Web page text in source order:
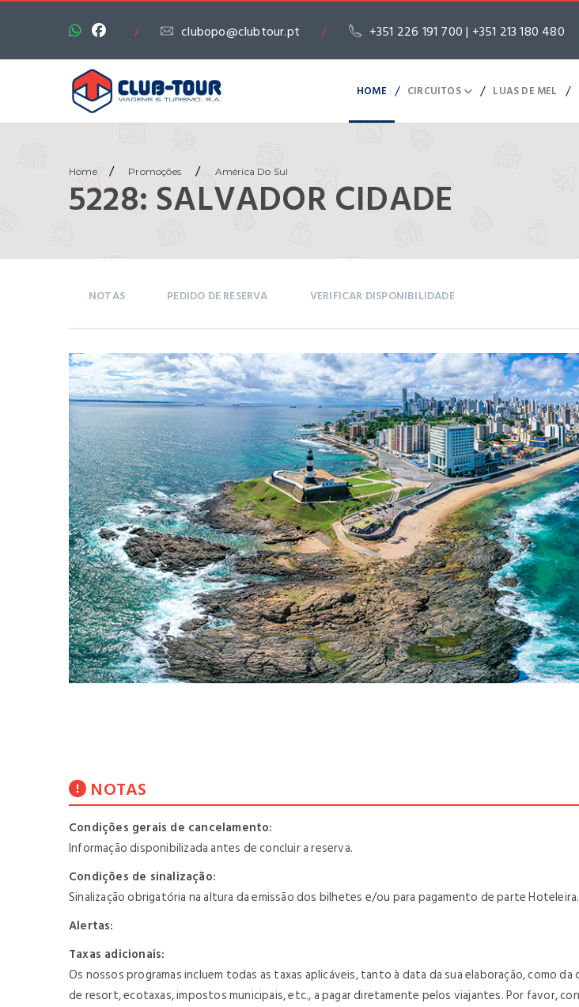
/ clubopo@clubtour.pt / +351 226 191 700 | +351 213 180 480
HOME / CIRCUITOS / LUAS DE MEL /
Home / Promoções / América Do Sul
5228: SALVADOR CIDADE
NOTAS PEDIDO DE RESERVA VERIFICAR DISPONIBILIDADE
NOTAS
Condições gerais de cancelamento:
Informação disponibilizada antes de concluir a reserva.
Condições de sinalização:
Sinalização obrigatória na altura da emissão dos bilhetes e/ou para pagamento de parte Hoteleira.
Alertas:
Taxas adicionais:
Os nossos programas incluem todas as taxas aplicáveis, tanto à data da sua elaboração, como
de resort, ecotaxas, impostos municipais, etc., a pagar diretamente pelos viajantes. Por favor,